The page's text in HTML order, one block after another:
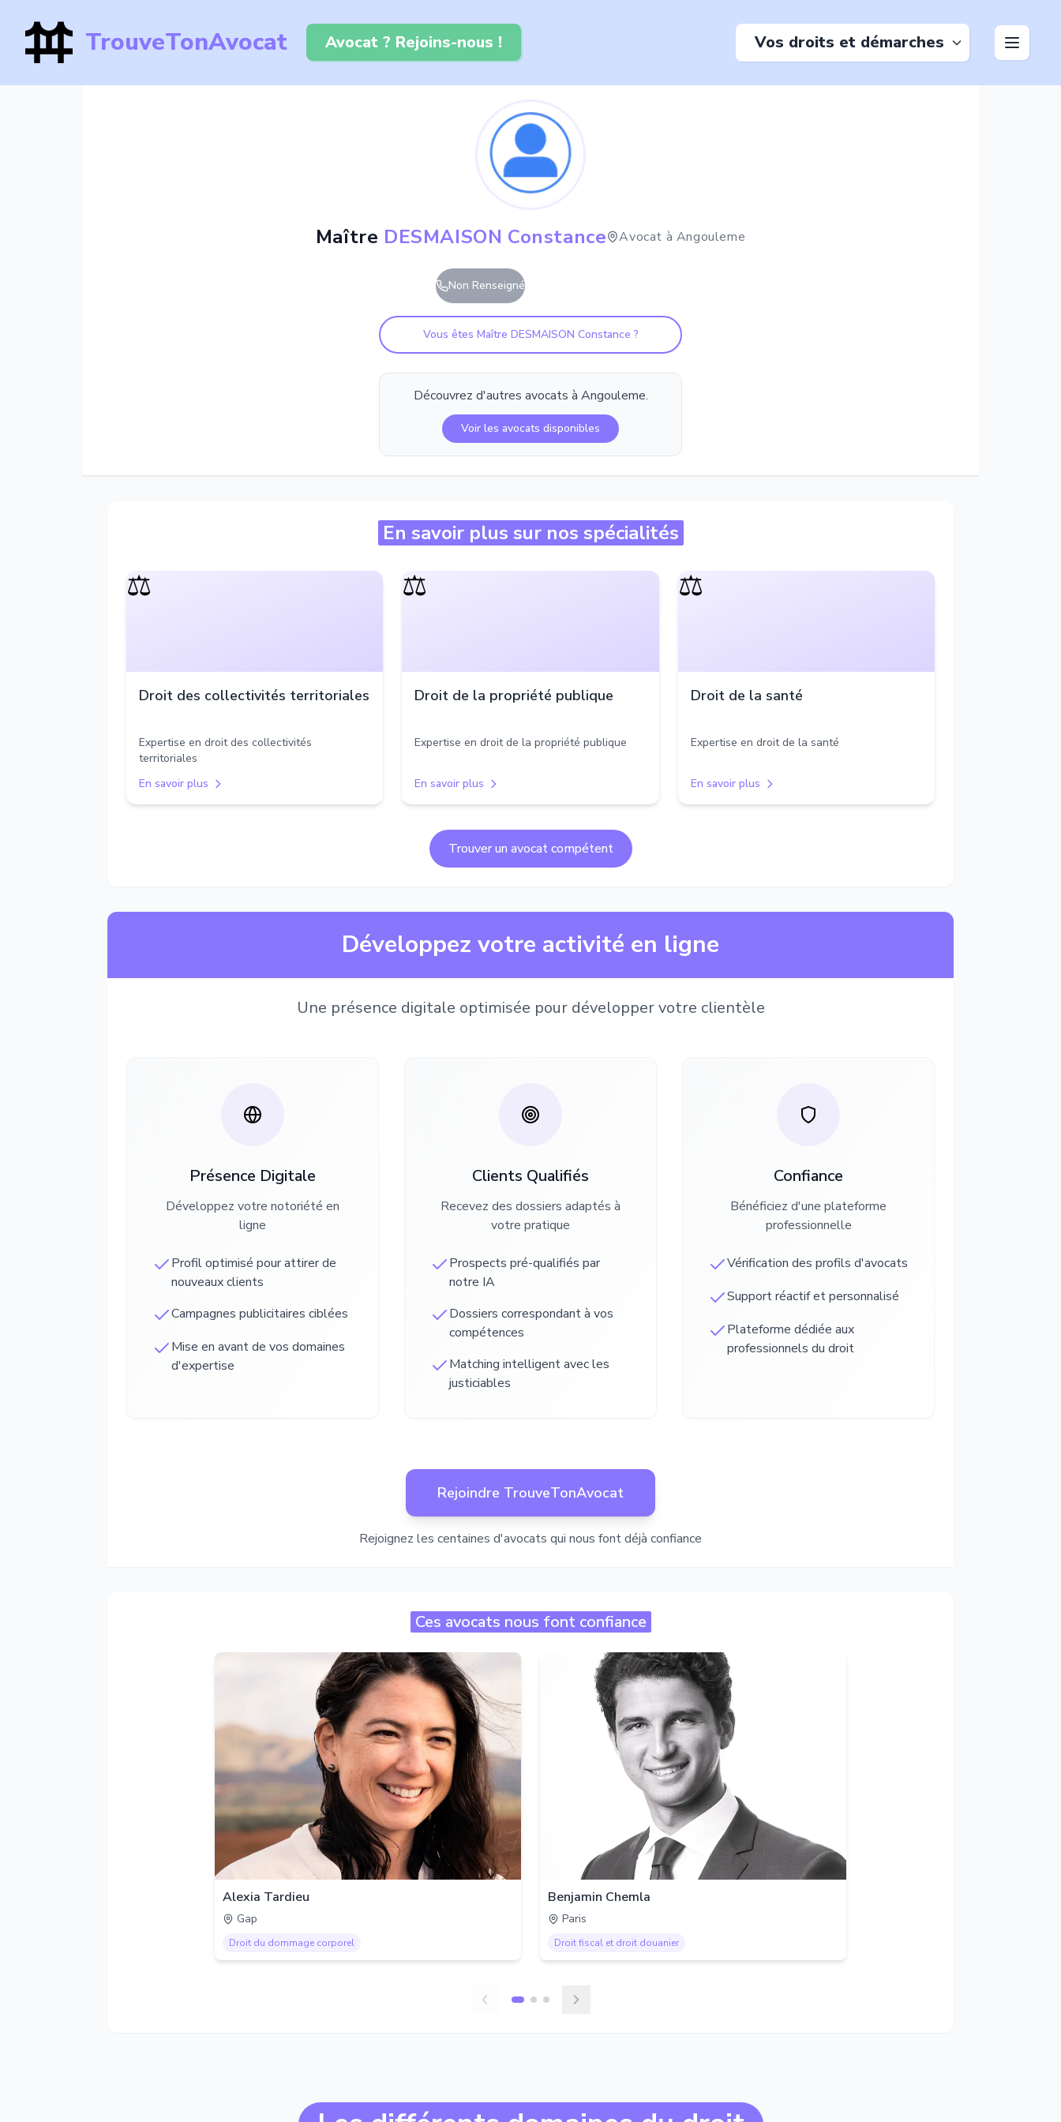
TrouveTonAvocat Avocat ? Rejoins-nous ! Vos droits et démarches
Maître DESMAISON Constance Avocat à Angouleme
Non Renseigné
Vous êtes Maître DESMAISON Constance ?
Découvrez d'autres avocats à Angouleme.
Voir les avocats disponibles
En savoir plus sur nos spécialités
⚖️
Droit des collectivités territoriales
Expertise en droit des collectivités
territoriales
En savoir plus
⚖️
Droit de la propriété publique
Expertise en droit de la propriété publique
En savoir plus
⚖️
Droit de la santé
Expertise en droit de la santé
En savoir plus
Trouver un avocat compétent
Développez votre activité en ligne
Une présence digitale optimisée pour développer votre clientèle
Présence Digitale
Développez votre notoriété en
ligne
Profil optimisé pour attirer de
nouveaux clients
Campagnes publicitaires ciblées
Mise en avant de vos domaines
d'expertise
Clients Qualifiés
Recevez des dossiers adaptés à
votre pratique
Prospects pré-qualifiés par
notre IA
Dossiers correspondant à vos
compétences
Matching intelligent avec les
justiciables
Confiance
Bénéficiez d'une plateforme
professionnelle
Vérification des profils d'avocats
Support réactif et personnalisé
Plateforme dédiée aux
professionnels du droit
Rejoindre TrouveTonAvocat
Rejoignez les centaines d'avocats qui nous font déjà confiance
Ces avocats nous font confiance
Alexia Tardieu
Gap
Droit du dommage corporel
Benjamin Chemla
Paris
Droit fiscal et droit douanier